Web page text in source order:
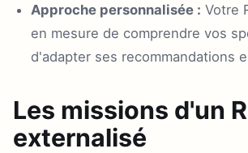
Approche personnalisée : Votre
en mesure de comprendre vos
d'adapter ses recommandations
Les missions d'un
externalisé